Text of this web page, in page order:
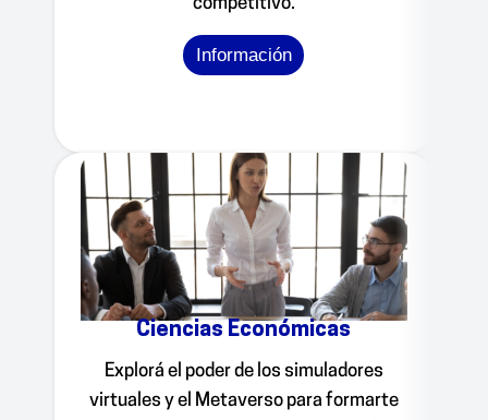
Información
Ciencias Económicas
Explorá el poder de los simuladores
virtuales y el Metaverso para formarte